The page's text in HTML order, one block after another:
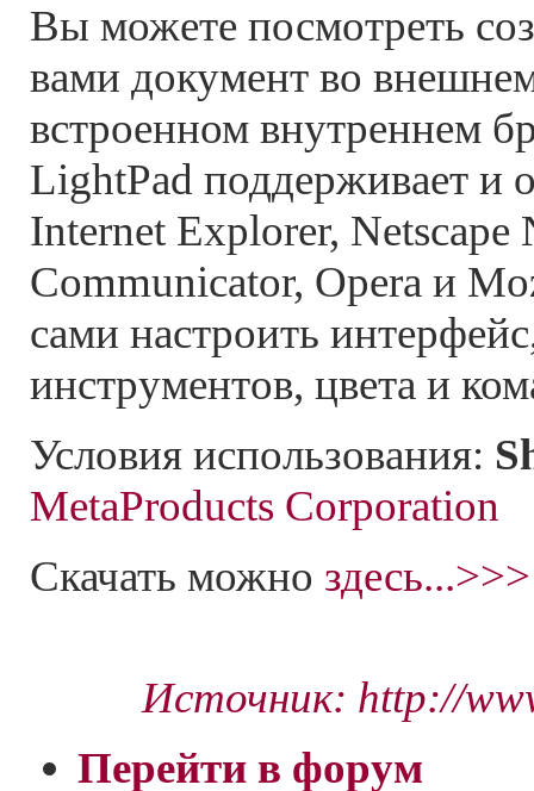
Вы можете посмотреть
вами документ во
встроенном внутреннем
LightPad поддерживает и
Internet Explorer, Netscape
Communicator, Opera и
сами настроить
инструментов, цвета и
Условия использования:
MetaProducts Corporation
Скачать можно здесь...>>>
Источник: http://
Перейти в форум